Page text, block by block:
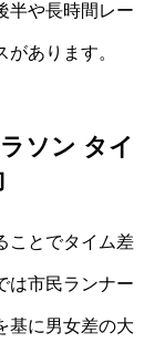
半や長時間レー
あります。
ソン タイ
ことでタイム差
は市民ランナー
基に男女差の大